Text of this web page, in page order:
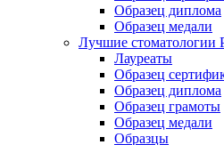
Образец диплома
Образец медали
Лучшие стоматологии
Лауреаты
Образец
Образец диплома
Образец грамоты
Образец медали
Образцы